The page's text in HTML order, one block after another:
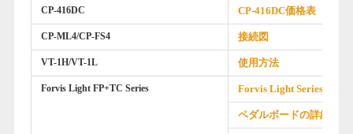
CP-416DC CP-416DC価格表
CP-ML4/CP-FS4 接続図
VT-1H/VT-1L 使用方法
Forvis Light FP+TC Series Forvis Light Series 価格
ペダルボードの詳細